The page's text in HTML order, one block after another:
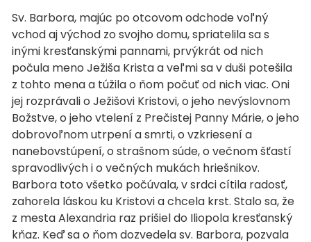
Sv. Barbora, majúc po otcovom odchode voľný
vchod aj východ zo svojho domu, spriatelila sa s
inými kresťanskými pannami, prvýkrát od nich
počula meno Ježiša Krista a veľmi sa v duši potešila
z tohto mena a túžila o ňom počuť od nich viac. Oni
jej rozprávali o Ježišovi Kristovi, o jeho nevýslovnom
Božstve, o jeho vtelení z Prečistej Panny Márie, o jeho
dobrovoľnom utrpení a smrti, o vzkriesení a
nanebovstúpení, o strašnom súde, o večnom šťastí
spravodlivých i o večných mukách hriešnikov.
Barbora toto všetko počúvala, v srdci cítila radosť,
zahorela láskou ku Kristovi a chcela krst. Stalo sa, že
z mesta Alexandria raz prišiel do Iliopola kresťanský
kňaz. Keď sa o ňom dozvedela sv. Barbora, pozvala